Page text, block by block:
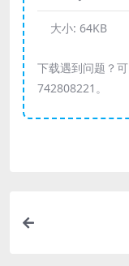
大小: 64KB
下载遇到问题？可
742808221。